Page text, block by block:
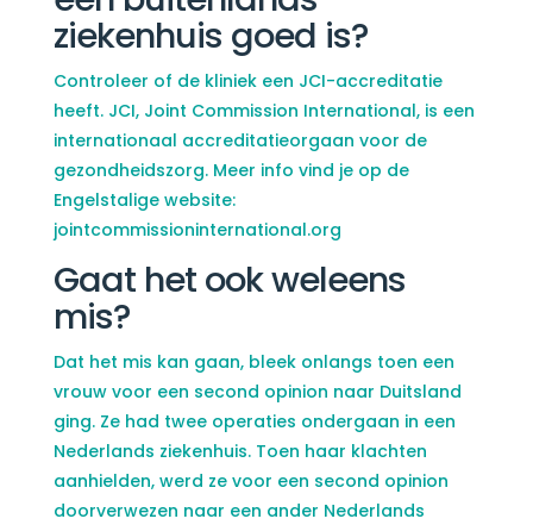
ziekenhuis goed is?
Controleer of de kliniek een JCI-accreditatie
heeft. JCI, Joint Commission International, is een
internationaal accreditatieorgaan voor de
gezondheidszorg. Meer info vind je op de
Engelstalige website:
jointcommissioninternational.org
Gaat het ook weleens
mis?
Dat het mis kan gaan, bleek onlangs toen een
vrouw voor een second opinion naar Duitsland
ging. Ze had twee operaties ondergaan in een
Nederlands ziekenhuis. Toen haar klachten
aanhielden, werd ze voor een second opinion
doorverwezen naar een ander Nederlands